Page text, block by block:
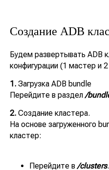
Создание ADB
Будем развертывать ADB
конфигурации (1 мастер и
1. Загрузка ADB bundle
Перейдите в раздел/
2. Создание кластера.
На основе загруженного
кластер:
Перейдите в/clusters.